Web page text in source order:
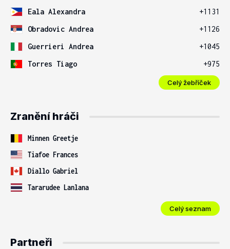
Eala Alexandra
+1131
Obradovic Andrea
+1126
Guerrieri Andrea
+1045
Torres Tiago
+975
Celý žebříček
Zranění hráči
Minnen Greetje
Tiafoe Frances
Diallo Gabriel
Tararudee Lanlana
Celý seznam
Partneři